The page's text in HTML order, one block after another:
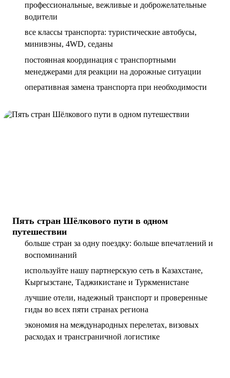
профессиональные, вежливые и доброжелательные
водители
все классы транспорта: туристические автобусы,
минивэны, 4WD, седаны
постоянная координация с транспортными
менеджерами для реакции на дорожные ситуации
оперативная замена транспорта при необходимости
Пять стран Шёлкового пути в одном
путешествии
больше стран за одну поездку: больше впечатлений и
воспоминаний
используйте нашу партнерскую сеть в Казахстане,
Кыргызстане, Таджикистане и Туркменистане
лучшие отели, надежный транспорт и проверенные
гиды во всех пяти странах региона
экономия на международных перелетах, визовых
расходах и трансграничной логистике